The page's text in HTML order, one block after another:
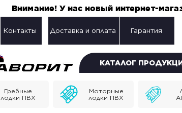
Внимание! У нас новый интернет-
Контакты Доставка и оплата Гарантия
КАТАЛОГ
Гребные
лодки ПВХ
Моторные
лодки ПВХ